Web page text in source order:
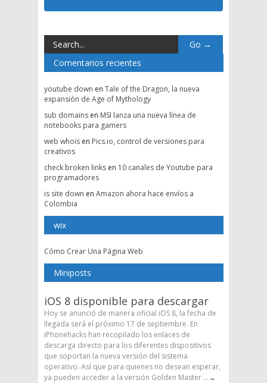
Comentarios recientes
youtube down en Tale of the Dragon, la nueva
expansión de Age of Mythology
sub domains en MSI lanza una nueva línea de
notebooks para gamers
web whois en Pics.io, control de versiones para
creativos
check broken links en 10 canales de Youtube para
programadores
is site down en Amazon ahora hace envíos a
Colombia
wix
Cómo Crear Una Página Web
Miniposts
iOS 8 disponible para descargar
Hoy se anunció de manera oficial iOS 8, la fecha de
llegada será el próximo 17 de septiembre. En
iPhonehacks han recopilado los enlaces de
descarga directo para los diferentes dispositivos
que soportan la nueva versión del sistema
operativo. Así que para quienes no desean esperar,
ya pueden acceder a la versión Golden Master ...→